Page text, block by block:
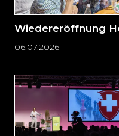
Wiedereröffnung
06.07.2026